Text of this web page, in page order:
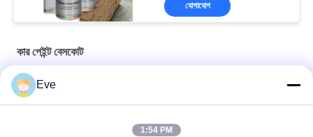
যোগাযোগ
কার পেইন্ট বেসকোট
মাল্টিফাংশনাল কার পেইন্ট বেসকোট আর্দ্রতা প্রতিরোধী ইউভি প্রতিরোধী
Eve
1:54 PM